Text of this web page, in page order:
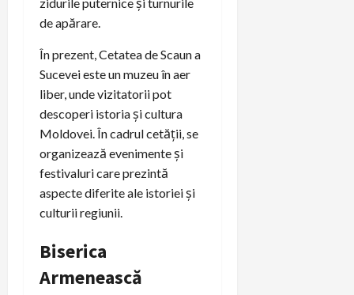
de apărare.
În prezent, Cetatea de Scaun a
Sucevei este un muzeu în aer
liber, unde vizitatorii pot
descoperi istoria și cultura
Moldovei. În cadrul cetății, se
organizează evenimente și
festivaluri care prezintă
aspecte diferite ale istoriei și
culturii regiunii.
Biserica
Armenească